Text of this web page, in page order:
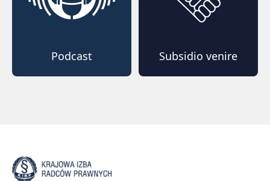
Podcast Subsidio venire